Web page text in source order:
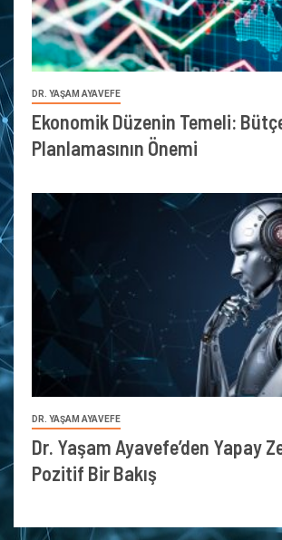
DR. YAŞAM AYAVEFE
Ekonomik Düzenin Temeli:
Planlamasının Önemi
DR. YAŞAM AYAVEFE
Dr. Yaşam Ayavefe’den Yapay
Pozitif Bir Bakış